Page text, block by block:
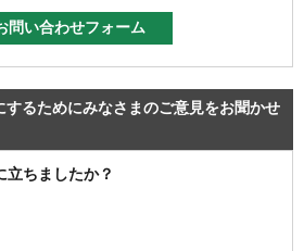
するためにみなさまのご意見をお聞かせ
立ちましたか？